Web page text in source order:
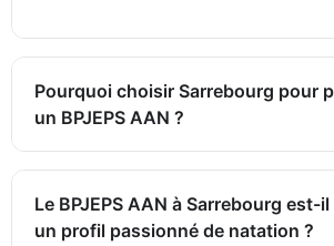
Pourquoi choisir Sarrebourg pour
un BPJEPS AAN ?
Le BPJEPS AAN à Sarrebourg est-
un profil passionné de natation ?